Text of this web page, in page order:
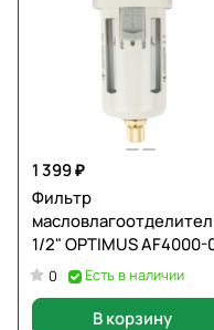
1 399 ₽
Фильтр
1/2" OPTIMUS AF4000-
0 Есть в наличии
В корзину